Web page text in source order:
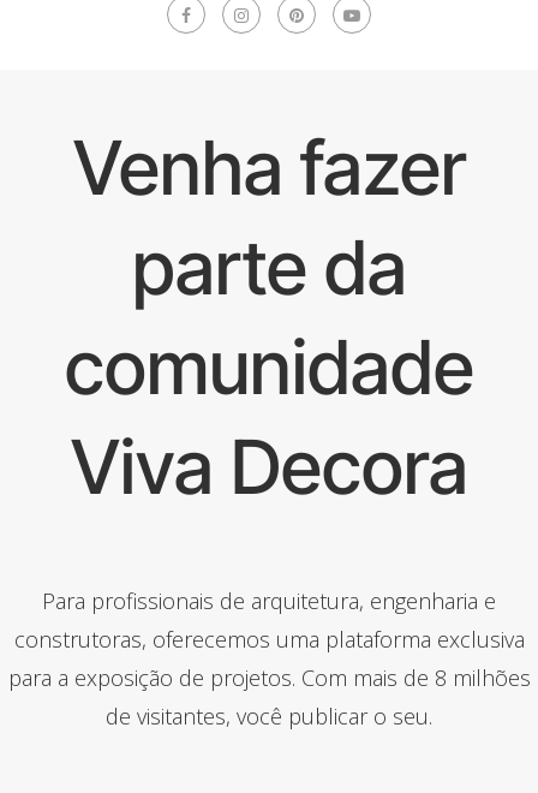
Venha fazer
parte da
comunidade
Viva Decora
Para profissionais de arquitetura, engenharia e
construtoras, oferecemos uma plataforma exclusiva
para a exposição de projetos. Com mais de 8 milhões
de visitantes, você publicar o seu.